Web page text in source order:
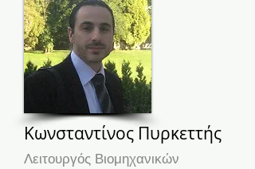
Κωνσταντίνος Πυρκεττής
Λειτουργός Βιομηχανικών